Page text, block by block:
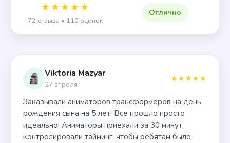
★★★★★
72 отзыва • 110 оценок
Отлично
Viktoria Mazyar
27 апреля
★★★★★
Заказывали аниматоров трансформеров на день
рождения сына на 5 лет! Все прошло просто
идеально! Аниматоры приехали за 30 минут,
контролировали тайминг, чтобы ребятам было